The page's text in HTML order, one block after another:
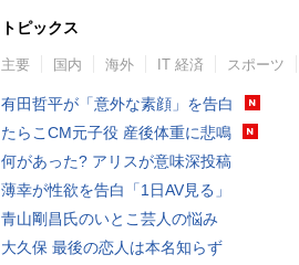
トピックス
主要 国内 海外 IT 経済 スポーツ
有田哲平が「意外な素顔」を告白
たらこCM元子役 産後体重に悲鳴
何があった? アリスが意味深投稿
薄幸が性欲を告白「1日AV見る」
青山剛昌氏のいとこ芸人の悩み
大久保 最後の恋人は本名知らず